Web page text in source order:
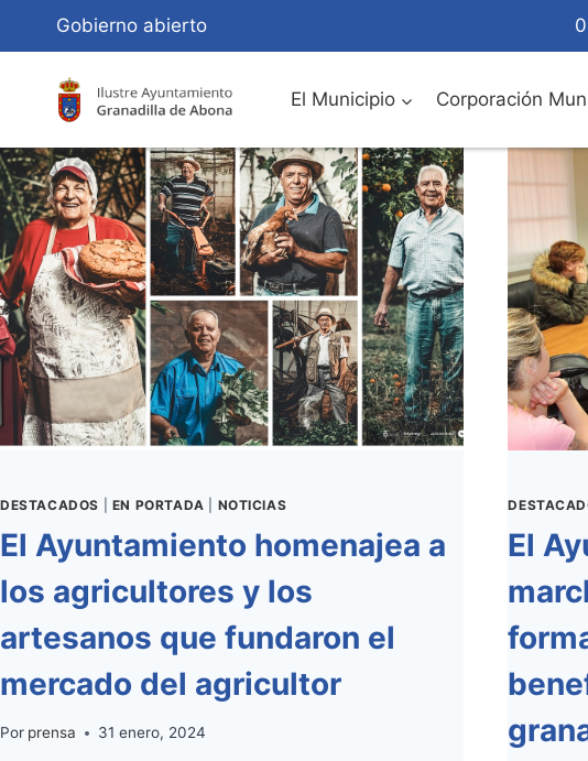
Contenido
Gobierno abierto
El Municipio Corporación
DESTACADOS EN PORTADA NOTICIAS
El Ayuntamiento homenajea a
los agricultores y los
artesanos que fundaron el
mercado del agricultor
Por prensa 31 enero, 2024
El